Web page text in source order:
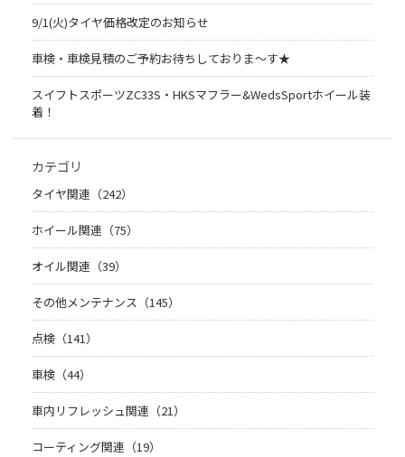
9/1(火)タイヤ価格改定のお知らせ
車検・車検見積のご予約お待ちしておりま～す★
スイフトスポーツZC33S・HKSマフラー&WedsSportホイール装
着！
カテゴリ
タイヤ関連（242）
ホイール関連（75）
オイル関連（39）
その他メンテナンス（145）
点検（141）
車検（44）
車内リフレッシュ関連（21）
コーティング関連（19）